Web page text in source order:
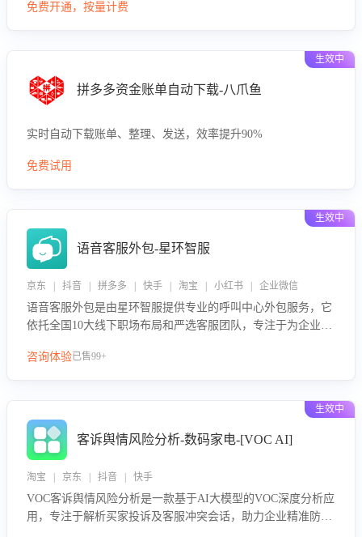
向，深度洞察决策动因。同时全面评估客服团队政策解读准确
免费开通，按量计费
生效中
拼多多资金账单自动下载-八爪鱼
实时自动下载账单、整理、发送，效率提升90%
免费试用
生效中
语音客服外包-星环智服
京东 | 抖音 | 拼多多 | 快手 | 淘宝 | 小红书 | 企业微信
语音客服外包是由星环智服提供专业的呼叫中心外包服务，它
依托全国10大线下职场布局和严选客服团队，专注于为企业提
队和智能工具提升语音客服服务效率和质量，帮助企业实现降
咨询体验已售99+
生效中
客诉舆情风险分析-数码家电-[VOC AI]
淘宝 | 京东 | 抖音 | 快手
VOC客诉舆情风险分析是一款基于AI大模型的VOC深度分析应
用，专注于解析买家投诉及客服冲突会话，助力企业精准防控